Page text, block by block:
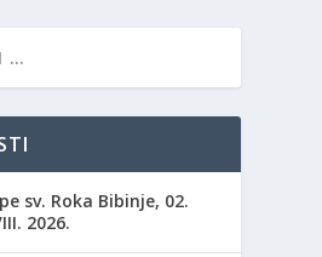
sv. Roka Bibinje, 02.
2026.